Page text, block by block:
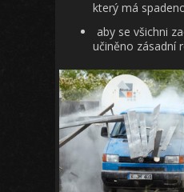
který má
aby se všichni
učiněno zásadní